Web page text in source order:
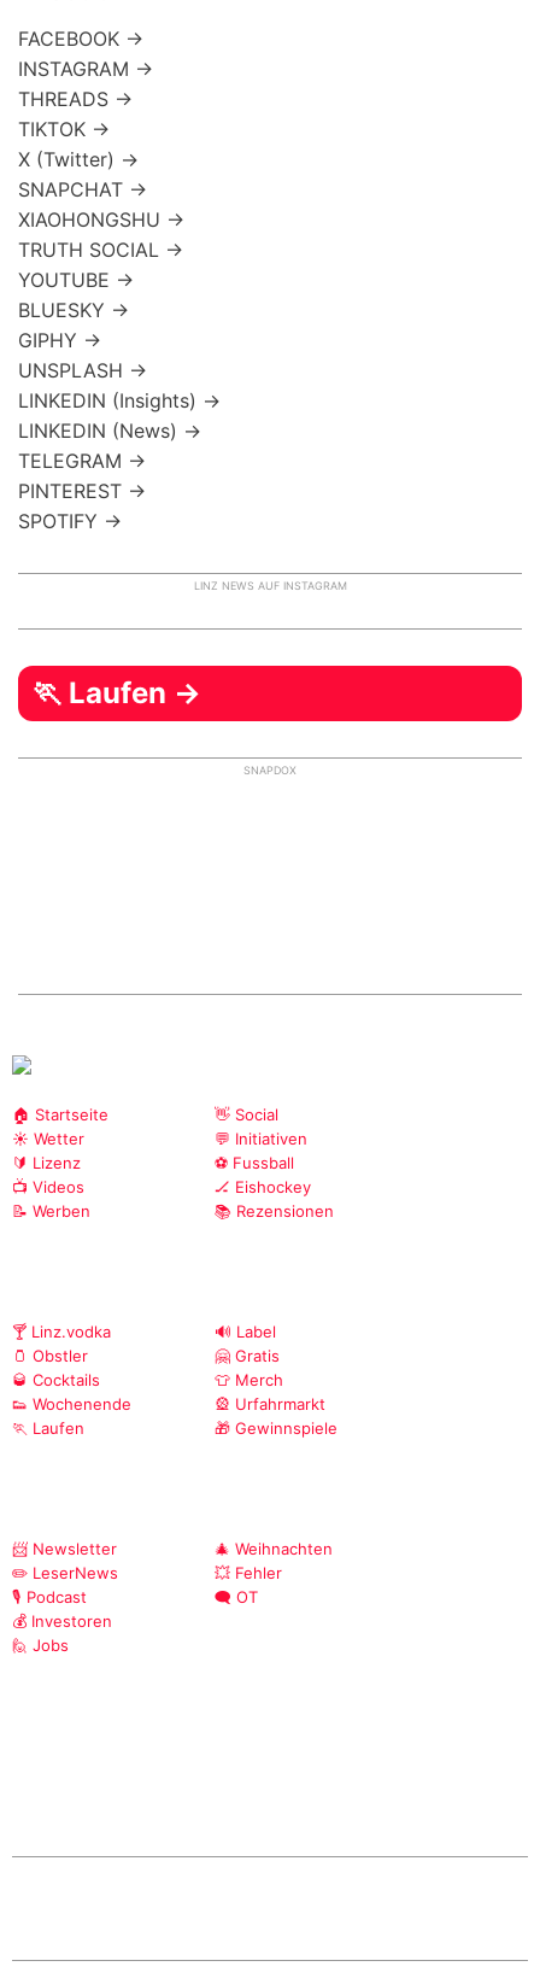
FACEBOOK →
INSTAGRAM →
THREADS →
TIKTOK →
X (Twitter) →
SNAPCHAT →
XIAOHONGSHU →
TRUTH SOCIAL →
YOUTUBE →
BLUESKY →
GIPHY →
UNSPLASH →
LINKEDIN (Insights) →
LINKEDIN (News) →
TELEGRAM →
PINTEREST →
SPOTIFY →
LINZ NEWS AUF INSTAGRAM
🏃 Laufen →
SNAPDOX
🏠 Startseite
☀️ Wetter
🔰 Lizenz
📺 Videos
📝 Werben
👋 Social
💬 Initiativen
⚽ Fussball
🏒 Eishockey
📚 Rezensionen
🍸 Linz.vodka
🫙 Obstler
🥃 Cocktails
👟 Wochenende
🏃 Laufen
🔊 Label
🤗 Gratis
👕 Merch
🎡 Urfahrmarkt
🎁 Gewinnspiele
📨 Newsletter
✏️ LeserNews
🎙️ Podcast
💰 Investoren
🙋 Jobs
🎄 Weihnachten
💥 Fehler
🗨️ OT